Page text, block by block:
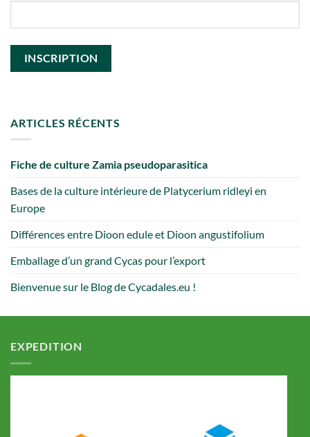
ARTICLES RÉCENTS
Fiche de culture Zamia pseudoparasitica
Bases de la culture intérieure de Platycerium ridleyi en
Europe
Différences entre Dioon edule et Dioon angustifolium
Emballage d’un grand Cycas pour l’export
Bienvenue sur le Blog de Cycadales.eu !
EXPEDITION